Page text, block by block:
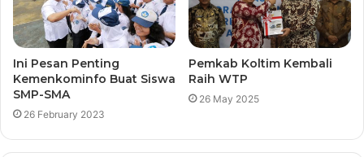
Ini Pesan Penting
Kemenkominfo Buat Siswa
SMP-SMA
26 February 2023
Pemkab Koltim Kembali
Raih WTP
26 May 2025